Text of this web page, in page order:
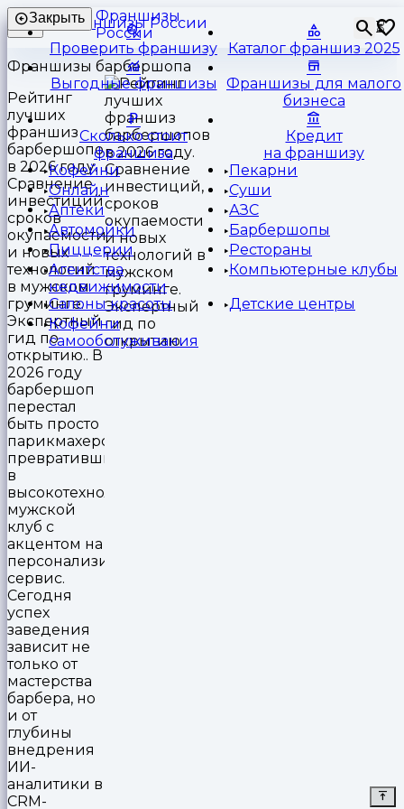
Франшизы
России
⏳
Закрыть
Проверить франшизу Каталог франшиз 2025
Выгодные франшизы
Франшизы для малого
бизнеса
Сколько стоит
франшиза
Кредит
на франшизу
Кофейни
Пекарни
Онлайн
Суши
Аптеки
АЗС
Автомойки
Барбершопы
Пиццерии
Рестораны
Агентства
недвижимости
Компьютерные клубы
Салоны красоты
Детские центры
Кофейни
самообслуживания
Франшизы барбершопа
Рейтинг
лучших
франшиз
барбершопов
в 2026 году.
Сравнение
инвестиций,
сроков
окупаемости
и новых
технологий
в мужском
груминге.
Экспертный
гид по
открытию.. В
2026 году
барбершоп
перестал
быть просто
парикмахерской,
превратившись
в
высокотехнологичный
мужской
клуб с
акцентом на
персонализированный
сервис.
Сегодня
успех
заведения
зависит не
только от
мастерства
барбера, но
и от
глубины
внедрения
ИИ-
аналитики в
CRM-